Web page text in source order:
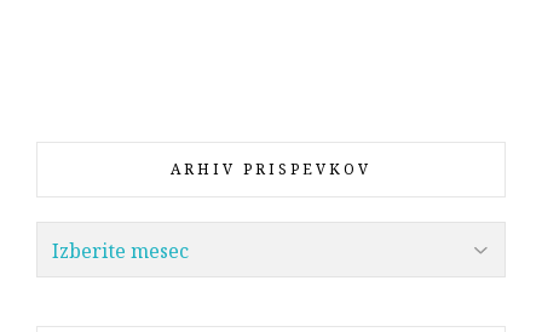
ARHIV PRISPEVKOV